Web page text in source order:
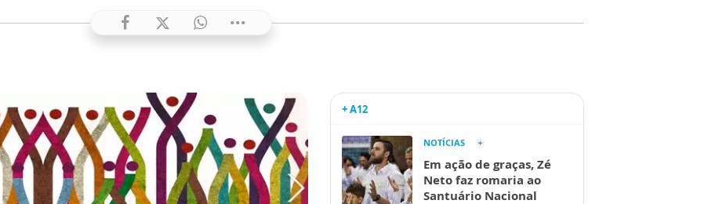
+ A12
NOTÍCIAS
Em ação de graças, Zé
Neto faz romaria ao
Santuário Nacional